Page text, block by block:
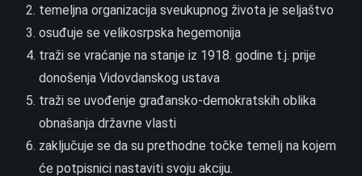
temeljna organizacija sveukupnog života je seljaštvo
osuđuje se velikosrpska hegemonija
traži se vraćanje na stanje iz 1918. godine t.j. prije
donošenja Vidovdanskog ustava
traži se uvođenje građansko-demokratskih oblika
obnašanja državne vlasti
zaključuje se da su prethodne točke temelj na kojem
će potpisnici nastaviti svoju akciju.